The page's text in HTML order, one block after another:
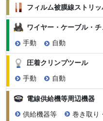
フィルム被膜線ストリ
ワイヤー・ケーブル・
手動 自動
圧着クリンプツール
手動 自動
電線供給機等周辺機器
供給機器等 巻き取り